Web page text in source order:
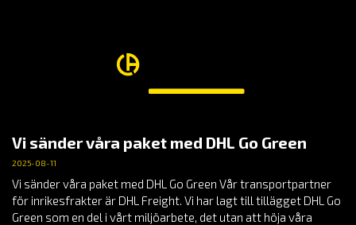
Vi sänder våra paket med DHL Go Green
2025-08-11
Vi sänder våra paket med DHL Go Green Vår transportpartner
för inrikesfrakter är DHL Freight. Vi har lagt till tillägget DHL Go
Green som en del i vårt miljöarbete, det utan att höja våra